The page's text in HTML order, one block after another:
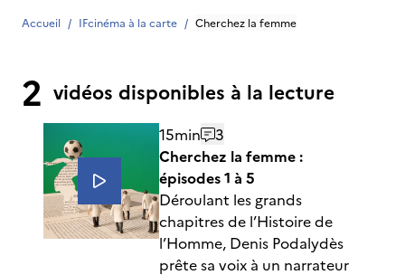
Accueil / IFcinéma à la carte / Cherchez la femme
2 vidéos disponibles à la lecture
15min
3
Cherchez la femme :
épisodes 1 à 5
Déroulant les grands
chapitres de l’Histoire de
l’Homme, Denis Podalydès
prête sa voix à un narrateur